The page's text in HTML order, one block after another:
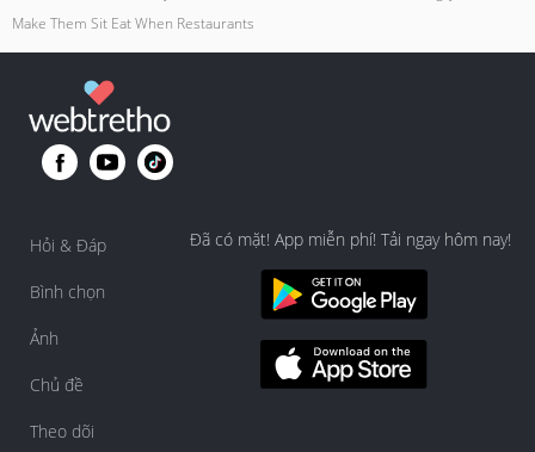
Make Them Sit Eat When Restaurants
Hỏi & Đáp
Bình chọn
Ảnh
Chủ đề
Theo dõi
Đã có mặt! App miễn phí! Tải ngay hôm nay!